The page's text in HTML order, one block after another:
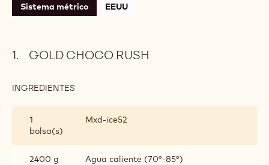
Sistema métrico EEUU
GOLD CHOCO RUSH
INGREDIENTES
RUSH
1
bolsa(s)
Mxd-ice52
2400 g Agua caliente (70°-85°)